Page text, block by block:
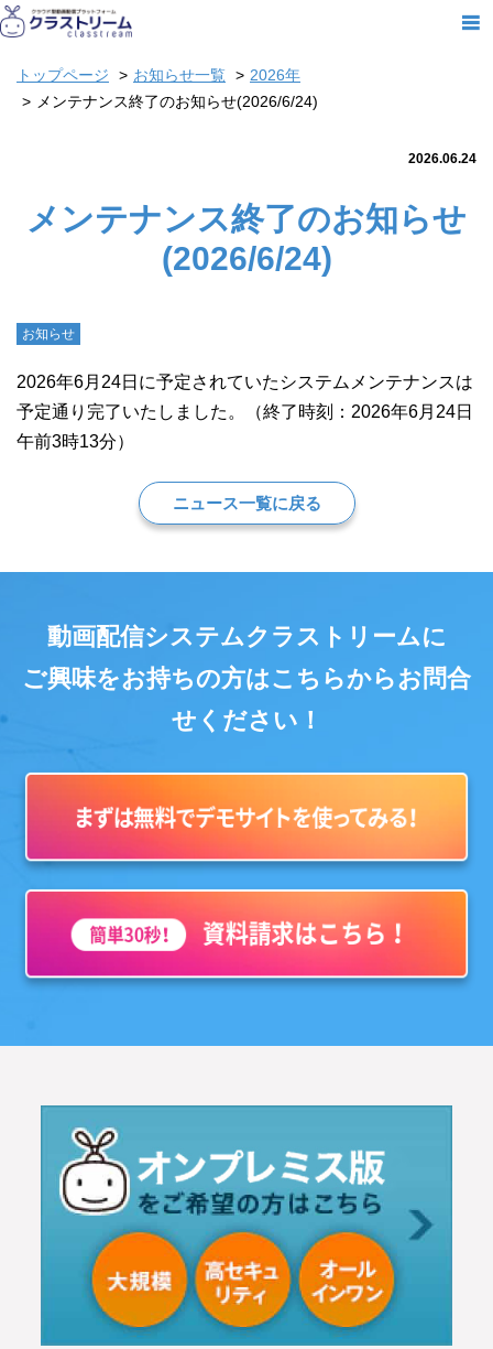
トップページ お知らせ一覧
2026年
メンテナンス終了のお知らせ(2026/6/24)
2026.06.24
メンテナンス終了のお知らせ
(2026/6/24)
お知らせ
2026年6月24日に予定されていたシステムメンテナンスは
予定通り完了いたしました。（終了時刻：2026年6月24日
午前3時13分）
ニュース一覧に戻る
動画配信システムクラストリームに
ご興味をお持ちの方はこちらからお問合
せください！